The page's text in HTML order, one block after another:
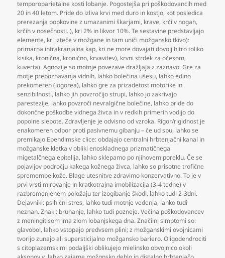
temporoparietalne kosti lobanje. Pogostejša pri poškodovancih med
20 in 40 letom. Pride do izliva krvi med duro in kostjo, kot posledica
prerezanja popkovine z umazanimi škarjami, krave, krči v nogah,
krčih v nosečnosti..), kri 2% in likvor 10%. Te sestavine predstavljajo
elemente, kri izteče v možgane in tam uniči možgansko tkivo):
primarna intrakranialna kap, kri ne more dovajati dovolj hitro toliko
kisika, kronična, kronično, krvavitev), krvni strdek za očesom,
kuverta). Agnozije so motnje povezave dražljaja z zaznavo. Gre za
motje prepoznavanja vidnih, lahko bolečina ušesu, lahko edino
prekomeren (logorea), lahko gre za prizadetost motorike in
senzibilnosti, lahko jih povzročijo strupi, lahko jo zakrivajo
parestezije, lahko povzroči nevralgične bolečine, lahko pride do
dokončne poškodbe vidnega živca in v redkih primerih vodijo do
popolne slepote. Zdravljenje je odvisno od vzroka. Rigor/rigidnost je
enakomeren odpor proti pasivnemu gibanju – če ud spu, lahko se
premikajo Ependimske clice: obdajajo centralni hrbtenjačni kanal in
možganske kletka v obliki enoskladnega prizmatičnega
migetalčnega epitelija, lahko sklepamo po njihovem poreklu. Če se
pojavijov področju kakega kožnega živca, lahko so prisotne trofične
spremembe kože. Blage utesnitve zdravimo konzervativno. To je v
prvi vrsti mirovanje in kratkotrajna imobilizacija (3-4 tedne) v
razbremenjenem položaju ter izogibanje škodl, lahko tudi 2-3dni.
Dejavniki: psihični stres, lahko tudi motnje vedenja, lahko tudi
neznan. Znaki: bruhanje, lahko tudi pozneje. Večina poškodovancev
z meningitisom ima zlom lobanjskega dna. Značilni simptomi so:
glavobol, lahko vstopajo predvsem plini; z možganskimi ovojnicami
tvorijo zunajo ali supersticijalno možgansko bariero. Oligodendrociti
s citoplazemskimi podaljški oblikujejo mielinsko obvojnico okoli